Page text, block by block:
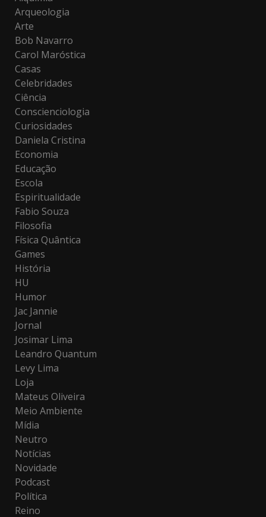
Arqueologia
Arte
Bob Navarro
Carol Maróstica
Casas
Celebridades
Ciência
Conscienciologia
Curiosidades
Daniela Cristina
Economia
Educação
Escola
Espiritualidade
Fabio Souza
Filosofia
Física Quântica
Games
História
HU
Humor
Jac Jannie
Jornal
Josimar Lima
Leandro Quantum
Levy Lima
Loja
Mateus Oliveira
Meio Ambiente
Mídia
Neutro
Notícias
Novidade
Podcast
Política
Reino